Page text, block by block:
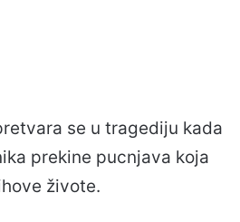
se u tragediju kada
prekine pucnjava koja
živote.